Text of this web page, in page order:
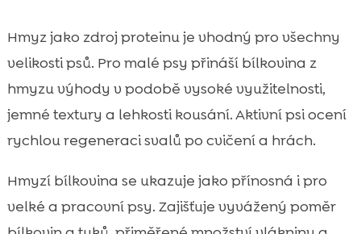
Hmyz jako zdroj proteinu je vhodný pro všechny
velikosti psů. Pro malé psy přináší bílkovina z
hmyzu výhody v podobě vysoké využitelnosti,
jemné textury a lehkosti kousání. Aktivní psi ocení
rychlou regeneraci svalů po cvičení a hrách.
Hmyzí bílkovina se ukazuje jako přínosná i pro
velké a pracovní psy. Zajišťuje vyvážený poměr